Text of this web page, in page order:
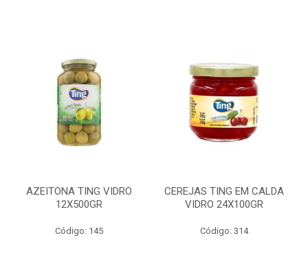
AZEITONA TING VIDRO
12X500GR
Código: 145
CEREJAS TING EM CALDA
VIDRO 24X100GR
Código: 314